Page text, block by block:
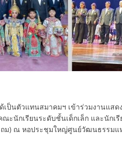
ป็นตัวแทนสมาคมฯ เข้าร่วมงานแสด
ะนักเรียนระดับชั้นเด็กเล็ก และนักเ
ม) ณ หอประชุมใหญ่ศูนย์วัฒนธรรมแ